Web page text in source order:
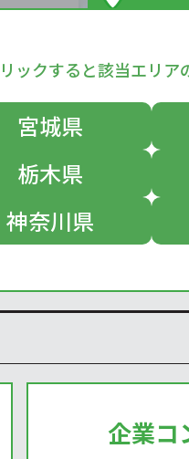
ックすると該当エリア
宮城県
栃木県
神奈川県
企業コ